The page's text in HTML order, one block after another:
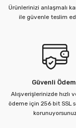
Ürünlerinizi anlaşmalı
ile güvenle teslim
Güvenli
Alışverişlerinizde hızlı
ödeme için 256 bit SSL